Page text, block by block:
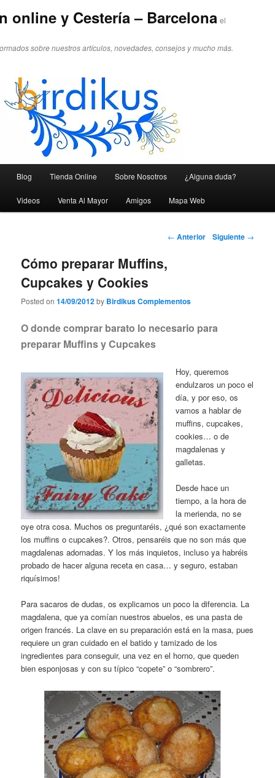
online y Cestería – Barcelona el
sobre nuestros artículos, novedades, consejos y mucho más.
Ir al contenido principal
Ir al contenido secundario
Blog Tienda Online Sobre Nosotros ¿Alguna duda?
Videos Venta Al Mayor Amigos Mapa Web
Navegador de artículos
← Anterior Siguiente →
Cómo preparar Muffins,
Cupcakes y Cookies
Posted on14/09/2012by Birdikus Complementos
O donde comprar barato lo necesario para
preparar Muffins y Cupcakes
Hoy, queremos
endulzaros un poco el
día, y por eso, os
vamos a hablar de
muffins, cupcakes,
cookies… o de
magdalenas y
galletas.
Desde hace un
tiempo, a la hora de
la merienda, no se
oye otra cosa. Muchos os preguntaréis, ¿qué son exactamente
los muffins o cupcakes?. Otros, pensaréis que no son más que
magdalenas adornadas. Y los más inquietos, incluso ya habréis
probado de hacer alguna receta en casa… y seguro, estaban
riquísimos!
Para sacaros de dudas, os explicamos un poco la diferencia. La
magdalena, que ya comían nuestros abuelos, es una pasta de
origen francés. La clave en su preparación está en la masa, pues
requiere un gran cuidado en el batido y tamizado de los
ingredientes para conseguir, una vez en el horno, que queden
bien esponjosas y con su típico “copete” o “sombrero”.